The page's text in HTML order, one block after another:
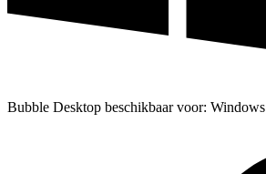
Bubble Desktop beschikbaar voor: Windows